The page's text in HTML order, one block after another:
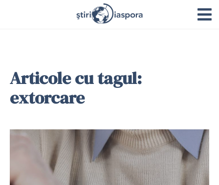
Articole cu tagul:
extorcare